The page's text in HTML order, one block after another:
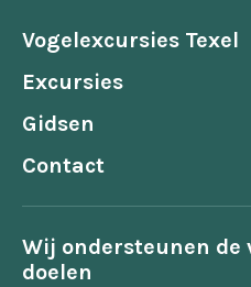
Vogelexcursies Texel
Excursies
Gidsen
Contact
Wij ondersteunen de
doelen